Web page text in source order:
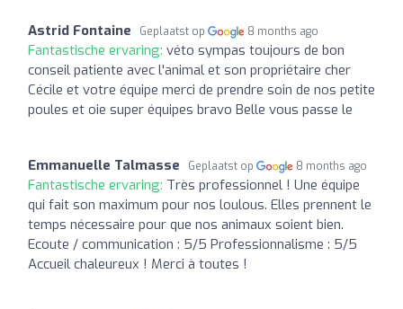
Astrid Fontaine Geplaatst op 8 months ago
Fantastische ervaring: véto sympas toujours de bon
conseil patiente avec l'animal et son propriétaire cher
Cécile et votre équipe merci de prendre soin de nos petite
poules et oie super équipes bravo Belle vous passe le
Emmanuelle Talmasse Geplaatst op 8 months ago
Fantastische ervaring: Très professionnel ! Une équipe
qui fait son maximum pour nos loulous. Elles prennent le
temps nécessaire pour que nos animaux soient bien.
Ecoute / communication : 5/5 Professionnalisme : 5/5
Accueil chaleureux ! Merci à toutes !